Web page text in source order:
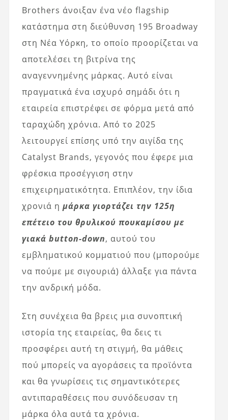
Brothers άνοιξαν ένα νέο flagship
κατάστημα στη διεύθυνση 195 Broadway
στη Νέα Υόρκη, το οποίο προορίζεται να
αποτελέσει τη βιτρίνα της
αναγεννημένης μάρκας. Αυτό είναι
πραγματικά ένα ισχυρό σημάδι ότι η
εταιρεία επιστρέφει σε φόρμα μετά από
ταραχώδη χρόνια. Από το 2025
λειτουργεί επίσης υπό την αιγίδα της
Catalyst Brands, γεγονός που έφερε μια
φρέσκια προσέγγιση στην
επιχειρηματικότητα. Επιπλέον, την ίδια
χρονιά η μάρκα γιορτάζει την 125η
επέτειο του θρυλικού πουκαμίσου με
γιακά button-down, αυτού του
εμβληματικού κομματιού που (μπορούμε
να πούμε με σιγουριά) άλλαξε για πάντα
την ανδρική μόδα.
Στη συνέχεια θα βρεις μια συνοπτική
ιστορία της εταιρείας, θα δεις τι
προσφέρει αυτή τη στιγμή, θα μάθεις
πού μπορείς να αγοράσεις τα προϊόντα
και θα γνωρίσεις τις σημαντικότερες
αντιπαραθέσεις που συνόδευσαν τη
μάρκα όλα αυτά τα χρόνια.